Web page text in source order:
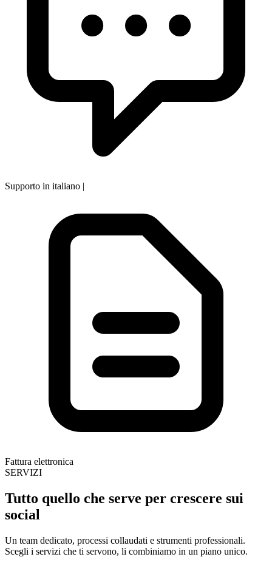
Supporto in italiano |
Fattura elettronica
SERVIZI
Tutto quello che serve per crescere sui
social
Un team dedicato, processi collaudati e strumenti professionali.
Scegli i servizi che ti servono, li combiniamo in un piano unico.